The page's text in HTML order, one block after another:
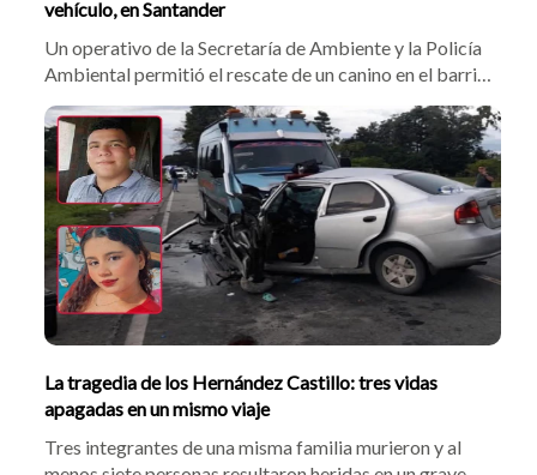
vehículo, en Santander
Un operativo de la Secretaría de Ambiente y la Policía
Ambiental permitió el rescate de un canino en el barrio
graves y necrosis tras ser abandonado por sus dueños
luego de un accidente.
La tragedia de los Hernández Castillo: tres vidas
apagadas en un mismo viaje
Tres integrantes de una misma familia murieron y al